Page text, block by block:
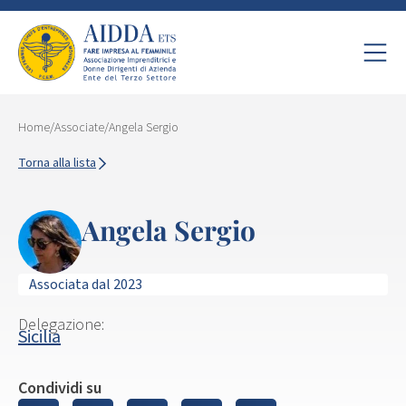
Home/Associate/Angela Sergio
Torna alla lista
Angela Sergio
Associata dal 2023
Delegazione:
Sicilia
Condividi su